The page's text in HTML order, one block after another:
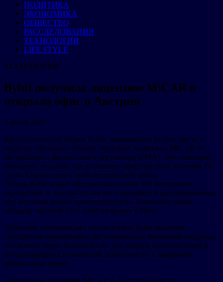
ПОЛИТИКА
ЭКОНОМИКА
ОБЩЕСТВО
РАССЛЕДОВАНИЯ
ТЕХНОЛОГИИ
LIFE STYLE
ТЕХНОЛОГИИ
Bybit получила лицензию MiCAR и
открыла офис в Австрии
2 июня 2025
Криптовалютная биржа Bybit, занимающая второе место в
мире по торговому объему, получила лицензию MiCAR от
австрийского финансового регулятора (FMA). Это позволяет
компании легально предоставлять криптоуслуги жителям 29
стран Европы через свой австрийский центр.
Теперь Bybit может обслуживать почти 500 миллионов
европейцев и предлагать им регулируемые и адаптированные
под местный рынок криптопродукты. Компания также
открыла европейскую штаб-квартиру в Вене.
Лицензия подтверждает соответствие Bybit высоким
стандартам европейского регулирования. Компания внедрила
усиленные меры безопасности для защиты пользователей и
предотвращения незаконной деятельности в цифровой
финансовой сфере.
«Получение лицензии MiCAR в Австрии является